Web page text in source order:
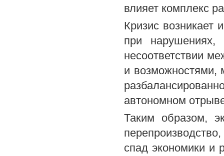
влияет комплекс
Кризис возникает
при
несоответствии
и возможностями,
автономном
Таким образом,
спад экономики и